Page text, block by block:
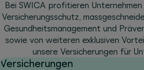
Bei SWICA profitieren
Versicherungsschutz,
Gesundheitsmanagement und
sowie von weiteren exklusiven
unsere Versicherungen für
Versicherungen